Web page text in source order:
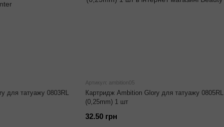
для татуажу 0803RL
Артикул: ambition05
Картридж Ambition Glory для татуажу 0805RL
(0,25mm) 1 шт
32.50 грн